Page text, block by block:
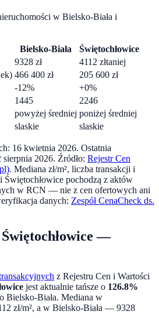
w Bielsko-Biała i
Bielsko-Biała
Świętochłowice
9328 zł 4112 złtaniej
466 400 zł 205 600 zł
-12% +0%
1445
2246
powyżej średniej poniżej średniej
slaskie slaskie
16 kwietnia 2026. Ostatnia
sierpnia 2026. Źródło: Rejestr Cen
. Mediana zł/m², liczba transakcji i
i Świętochłowice pochodzą z aktów
w RCN — nie z cen ofertowych ani
danych: Zespół CenaCheck ds.
Świętochłowice —
z Rejestru Cen i Wartości
jest aktualnie tańsze o 126.8%
Bielsko-Biała. Mediana w
zł/m², a w Bielsko-Biała — 9328